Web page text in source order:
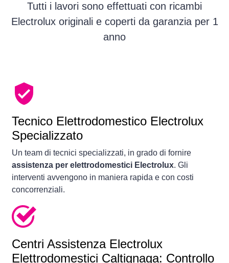
Tutti i lavori sono effettuati con ricambi
Electrolux originali e coperti da garanzia per 1
anno
Tecnico Elettrodomestico Electrolux
Specializzato
Un team di tecnici specializzati, in grado di fornire
assistenza per elettrodomestici Electrolux. Gli
interventi avvengono in maniera rapida e con costi
concorrenziali.
Centri Assistenza Electrolux
Elettrodomestici Caltignaga: Controllo